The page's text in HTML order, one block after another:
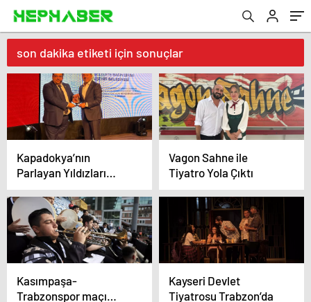
son dakika etiketi için sonuçlar
Kapadokya’nın
Parlayan Yıldızları
“CAPPASTAR” ödülleri
sahiplerini buldu.
Vagon Sahne ile
Tiyatro Yola Çıktı
Kasımpaşa-
Trabzonspor maçı
Kayseri Devlet
Tiyatrosu Trabzon’da